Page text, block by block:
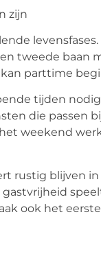
zijn
tweede baan
parttime
tijden nodig
die passen
weekend
rustig blijven
ook het